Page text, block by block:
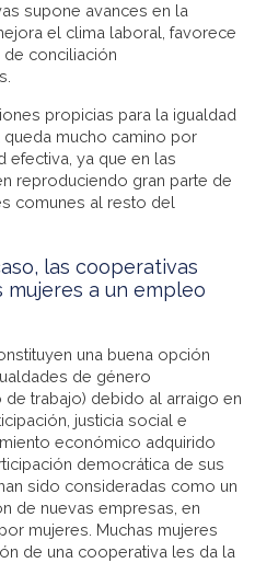
supone avances en la
el clima laboral, favorece
conciliación
propicias para la igualdad
mucho camino por
efectiva, ya que en las
reproduciendo gran parte de
comunes al resto del
las cooperativas
a un empleo
una buena opción
de género
trabajo) debido al arraigo en
justicia social e
económico adquirido
democrática de sus
sido consideradas como un
de nuevas empresas, en
mujeres. Muchas mujeres
de una cooperativa les da la